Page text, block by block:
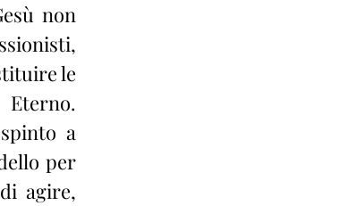
non
le
a
per
agire,